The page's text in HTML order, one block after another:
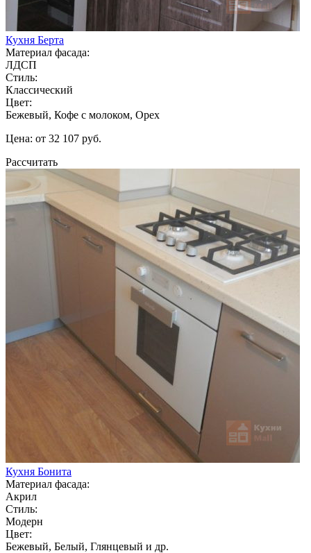
Кухня Берта
Материал фасада:
ЛДСП
Стиль:
Классический
Цвет:
Бежевый, Кофе с молоком, Орех
Цена: от 32 107 руб.
Рассчитать
Кухня Бонита
Материал фасада:
Акрил
Стиль:
Модерн
Цвет:
Бежевый, Белый, Глянцевый и др.